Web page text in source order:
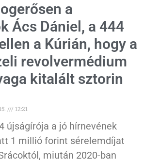
a
Ács Dániel, a 444
a Kúrián, hogy a
revolvermédium
kitalált sztorin
12:21
újságírója a jó hírnevének
1 millió forint sérelemdíjat
miután 2020-ban